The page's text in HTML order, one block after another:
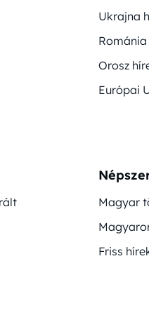
Ukrajna
Románia
Orosz
Európai
Magyar
Friss